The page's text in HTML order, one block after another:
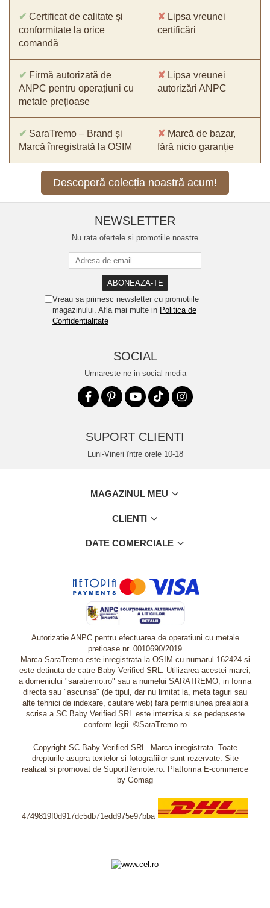
✔ Certificat de calitate și
conformitate la orice
comandă
✘ Lipsa vreunei
certificări
✔ Firmă autorizată de
ANPC pentru operațiuni cu
metale prețioase
✘ Lipsa vreunei
autorizări ANPC
✔ SaraTremo – Brand și
Marcă înregistrată la OSIM
✘ Marcă de bazar,
fără nicio garanție
Descoperă colecția noastră acum!
NEWSLETTER
Nu rata ofertele si promotiile noastre
Vreau sa primesc newsletter cu promotiile
magazinului. Afla mai multe in Politica de
Confidentialitate
SOCIAL
Urmareste-ne in social media
SUPORT CLIENTI
Luni-Vineri între orele 10-18
MAGAZINUL MEU
CLIENTI
DATE COMERCIALE
Autorizatie ANPC pentru efectuarea de operatiuni cu metale
pretioase nr. 0010690/2019
Marca SaraTremo este inregistrata la OSIM cu numarul 162424 si
este detinuta de catre Baby Verified SRL. Utilizarea acestei marci,
a domeniului "saratremo.ro" sau a numelui SARATREMO, in forma
directa sau "ascunsa" (de tipul, dar nu limitat la, meta taguri sau
alte tehnici de indexare, cautare web) fara permisiunea prealabila
scrisa a SC Baby Verified SRL este interzisa si se pedepseste
conform legii. ©SaraTremo.ro
Copyright SC Baby Verified SRL. Marca inregistrata. Toate
drepturile asupra textelor si fotografiilor sunt rezervate. Site
realizat si promovat de SuportRemote.ro. Platforma E-commerce
by Gomag
4749819f0d917dc5db71edd975e97bba